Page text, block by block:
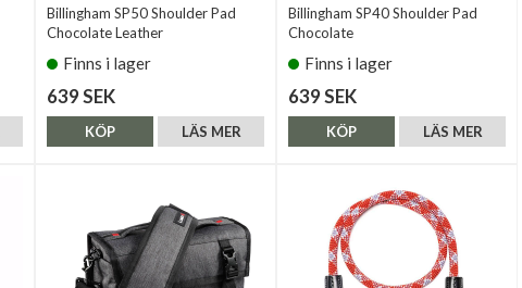
Billingham SP50 Shoulder Pad
Chocolate Leather
Finns i lager
639 SEK
LÄS MER
KÖP
Billingham SP40 Shoulder Pad
Chocolate
Finns i lager
639 SEK
LÄS MER
KÖP